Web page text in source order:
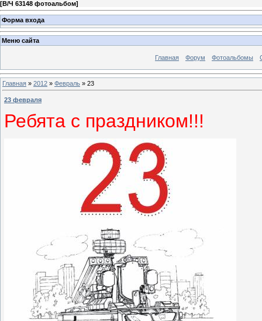
[В/Ч 63148 фотоальбом]
Форма входа
Меню сайта
Главная Форум Фотоальбомы
Главная » 2012 » Февраль » 23
23 февраля
Ребята с праздником!!!